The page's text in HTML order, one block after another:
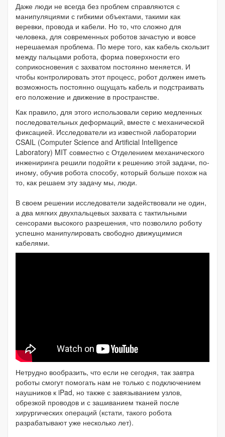
Даже люди не всегда без проблем справляются с
манипуляциями с гибкими объектами, такими как
веревки, провода и кабели. Но то, что сложно для
человека, для современных роботов зачастую и вовсе
нерешаемая проблема. По мере того, как кабель скользит
между пальцами робота, форма поверхности его
соприкосновения с захватом постоянно меняется. И
чтобы контролировать этот процесс, робот должен иметь
возможность постоянно ощущать кабель и подстраивать
его положение и движение в пространстве.
Как правило, для этого использовали серию медленных
последовательных деформаций, вместе с механической
фиксацией. Исследователи из известной лаборатории
CSAIL (Computer Science and Artificial Intelligence
Laboratory) MIT совместно с Отделением механического
инжениринга решили подойти к решению этой задачи, по-
иному, обучив робота способу, который больше похож на
то, как решаем эту задачу мы, люди.
В своем решении исследователи задействовали не один,
а два мягких двухпальцевых захвата с тактильными
сенсорами высокого разрешения, что позволило роботу
успешно манипулировать свободно движущимися
кабелями.
Нетрудно вообразить, что если не сегодня, так завтра
роботы смогут помогать нам не только с подключением
наушников к iPad, но также с завязыванием узлов,
обрезкой проводов и с зашиванием тканей после
хирургических операций (кстати, такого робота
разрабатывают уже несколько лет).